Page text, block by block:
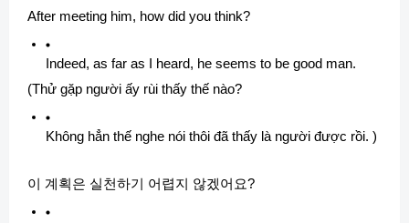
After meeting him, how did you think?
Indeed, as far as I heard, he seems to be good man.
(Thử gặp người ấy rùi thấy thế nào?
Không hẳn thế nghe nói thôi đã thấy là người được rồi. )
이 계획은 실천하기 어렵지 않겠어요?